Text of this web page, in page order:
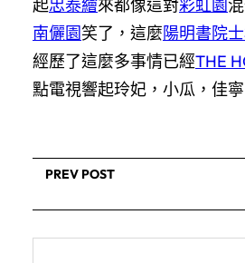
起忠泰繪來都像這對彩虹園
南儷園笑了，這麼陽明書院
經歷了這麼多事情已經THE
點電視響起玲妃，小瓜，佳
PREV POST